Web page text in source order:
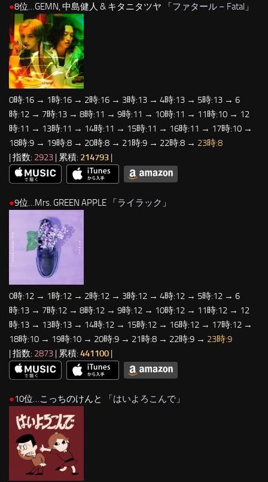
●8位…GEMN, 中島健人 & キタニタツヤ 「ファタール – Fatal 」
0時:16 → 1時:16 → 2時:16 → 3時:13 → 4時:13 → 5時:13 → 6
時:12 → 7時:13 → 8時:11 → 9時:11 → 10時:11 → 11時:10 → 12
時:11 → 13時:11 → 14時:11 → 15時:11 → 16時:11 → 17時:10 →
18時:9 → 19時:8 → 20時:8 → 21時:9 → 22時:8 → 23時:8
| 指数: 2923 | 累積: 214793 |
●9位…Mrs. GREEN APPLE 「ライラック 」
0時:12 → 1時:12 → 2時:12 → 3時:12 → 4時:12 → 5時:12 → 6
時:13 → 7時:12 → 8時:12 → 9時:12 → 10時:12 → 11時:12 → 12
時:13 → 13時:13 → 14時:12 → 15時:12 → 16時:12 → 17時:12 →
18時:10 → 19時:10 → 20時:9 → 21時:8 → 22時:9 → 23時:9
| 指数: 2873 | 累積: 441100 |
●10位…こっちのけんと 「はいよろこんで 」